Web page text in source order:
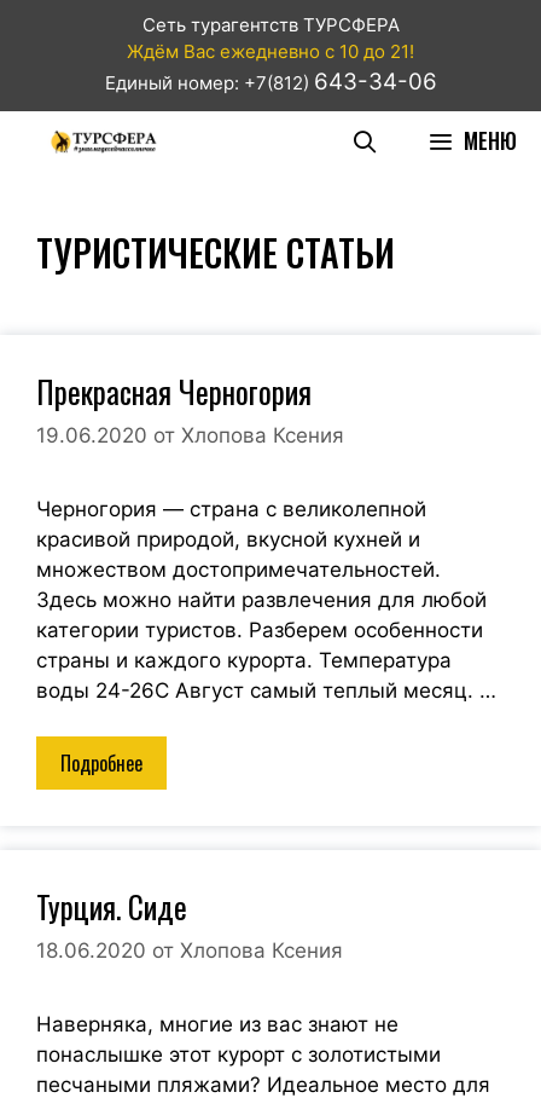
Сеть турагентств ТУРСФЕРА
Ждём Вас ежедневно с 10 до 21!
Единый номер: +7(812) 643-34-06
МЕНЮ
ТУРИСТИЧЕСКИЕ СТАТЬИ
Прекрасная Черногория
19.06.2020 от Хлопова Ксения
Черногория — страна с великолепной
красивой природой, вкусной кухней и
множеством достопримечательностей.
Здесь можно найти развлечения для любой
категории туристов. Разберем особенности
страны и каждого курорта. Температура
воды 24-26С Август самый теплый месяц. …
Подробнее
Турция. Сиде
18.06.2020 от Хлопова Ксения
Наверняка, многие из вас знают не
понаслышке этот курорт с золотистыми
песчаными пляжами? Идеальное место для